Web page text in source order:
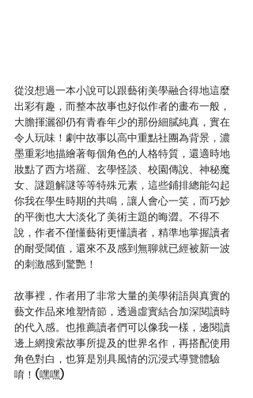
從沒想過一本小說可以跟藝術美學融合得地這麼
出彩有趣，而整本故事也好似作者的畫布一般，
大膽揮灑卻仍有青春年少的那份細膩純真，實在
令人玩味！劇中故事以高中重點社團為背景，濃
墨重彩地描繪著每個角色的人格特質，還適時地
妝點了西方塔羅、玄學怪談、校園傳說、神秘魔
女、謎題解謎等等特殊元素，這些鋪排總能勾起
你我在學生時期的共鳴，讓人會心一笑，而巧妙
的平衡也大大淡化了美術主題的晦澀。不得不
說，作者不僅懂藝術更懂讀者，精準地掌握讀者
的耐受閾值，還來不及感到無聊就已經被新一波
的刺激感到驚艷！
故事裡，作者用了非常大量的美學術語與真實的
藝文作品來堆塑情節，透過虛實結合加深閱讀時
的代入感。也推薦讀者們可以像我一樣，邊閱讀
邊上網搜索故事所提及的世界名作，再搭配使用
角色對白，也算是別具風情的沉浸式導覽體驗
唷！(嘿嘿)